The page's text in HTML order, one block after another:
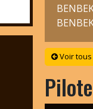
Voir tous